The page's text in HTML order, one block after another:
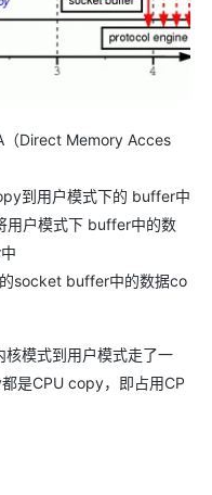
（Direct Memory Acces
到用户模式下的 buffer中
用户模式下 buffer中的数
socket buffer中的数据co
核模式到用户模式走了一
是CPU copy，即占用CP